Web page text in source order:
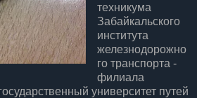
техникума
Забайкальского
института
железнодорожно
го транспорта -
филиала
университет путей